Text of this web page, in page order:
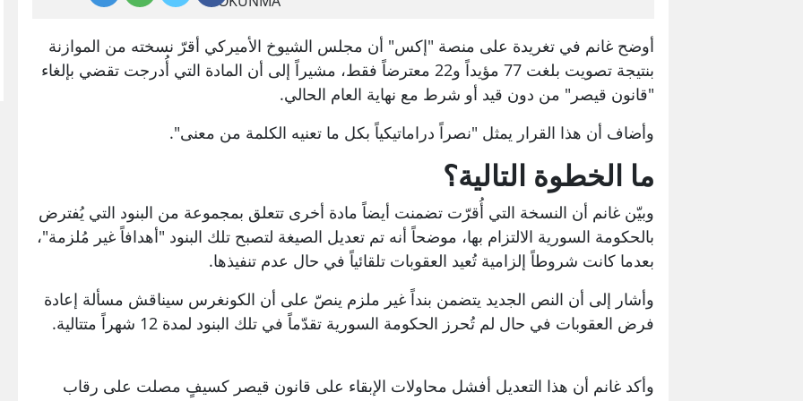
أوضح غانم في تغريدة على منصة "إكس" أن مجلس الشيوخ الأميركي أقرّ نسخته من الموازنة
بنتيجة تصويت بلغت 77 مؤيداً و22 معترضاً فقط، مشيراً إلى أن المادة التي أُدرجت تقضي بإلغاء
"قانون قيصر" من دون قيد أو شرط مع نهاية العام الحالي.
وأضاف أن هذا القرار يمثل "نصراً دراماتيكياً بكل ما تعنيه الكلمة من معنى".
ما الخطوة التالية؟
وبيّن غانم أن النسخة التي أُقرّت تضمنت أيضاً مادة أخرى تتعلق بمجموعة من البنود التي يُفترض
بالحكومة السورية الالتزام بها، موضحاً أنه تم تعديل الصيغة لتصبح تلك البنود "أهدافاً غير مُلزمة"،
بعدما كانت شروطاً إلزامية تُعيد العقوبات تلقائياً في حال عدم تنفيذها.
وأشار إلى أن النص الجديد يتضمن بنداً غير ملزم ينصّ على أن الكونغرس سيناقش مسألة إعادة
فرض العقوبات في حال لم تُحرز الحكومة السورية تقدّماً في تلك البنود لمدة 12 شهراً متتالية.
وأكد غانم أن هذا التعديل أفشل محاولات الإبقاء على قانون قيصر كسيفٍ مصلت على رقاب